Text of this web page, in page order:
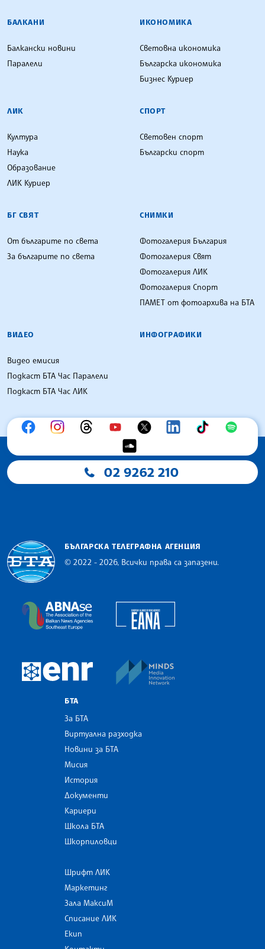
БАЛКАНИ
Балкански новини
Паралели
ИКОНОМИКА
Световна икономика
Българска икономика
Бизнес Куриер
ЛИК
Култура
Наука
Образование
ЛИК Куриер
СПОРТ
Световен спорт
Български спорт
БГ СВЯТ
От българите по света
За българите по света
СНИМКИ
Фотогалерия България
Фотогалерия Свят
Фотогалерия ЛИК
Фотогалерия Спорт
ПАМЕТ от фотоархива на БТА
ВИДЕО
Видео емисия
Подкаст БТА Час Паралели
Подкаст БТА Час ЛИК
ИНФОГРАФИКИ
02 9262 210
БЪЛГАРСКА ТЕЛЕГРАФНА АГЕНЦИЯ
© 2022 - 2026, Всички права са запазени.
The Assocoation of the Balkan News Agencies
European Newsroom
БТА
За БТА
Виртуална разходка
Новини за БТА
Мисия
История
Документи
Кариери
Школа БТА
Шкорпиловци
Шрифт ЛИК
Маркетинг
Зала МаксиМ
Списание ЛИК
Екип